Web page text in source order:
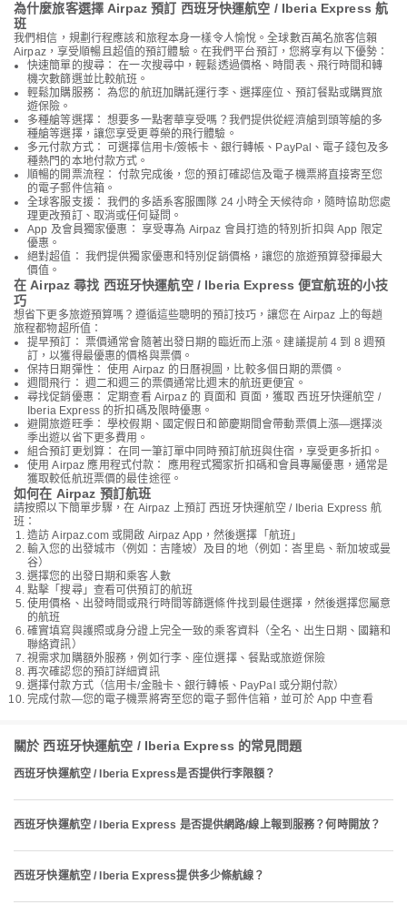
為什麼旅客選擇 Airpaz 預訂 西班牙快運航空 / Iberia Express 航
班
我們相信，規劃行程應該和旅程本身一樣令人愉悅。全球數百萬名旅客信賴
Airpaz，享受順暢且超值的預訂體驗。在我們平台預訂，您將享有以下優勢：
快速簡單的搜尋： 在一次搜尋中，輕鬆透過價格、時間表、飛行時間和轉
機次數篩選並比較航班。
輕鬆加購服務： 為您的航班加購託運行李、選擇座位、預訂餐點或購買旅
遊保險。
多種艙等選擇： 想要多一點奢華享受嗎？我們提供從經濟艙到頭等艙的多
種艙等選擇，讓您享受更尊榮的飛行體驗。
多元付款方式： 可選擇信用卡/簽帳卡、銀行轉帳、PayPal、電子錢包及多
種熱門的本地付款方式。
順暢的開票流程： 付款完成後，您的預訂確認信及電子機票將直接寄至您
的電子郵件信箱。
全球客服支援： 我們的多語系客服團隊 24 小時全天候待命，隨時協助您處
理更改預訂、取消或任何疑問。
App 及會員獨家優惠： 享受專為 Airpaz 會員打造的特別折扣與 App 限定
優惠。
絕對超值： 我們提供獨家優惠和特別促銷價格，讓您的旅遊預算發揮最大
價值。
在 Airpaz 尋找 西班牙快運航空 / Iberia Express 便宜航班的小技
巧
想省下更多旅遊預算嗎？遵循這些聰明的預訂技巧，讓您在 Airpaz 上的每趟
旅程都物超所值：
提早預訂： 票價通常會隨著出發日期的臨近而上漲。建議提前 4 到 8 週預
訂，以獲得最優惠的價格與票價。
保持日期彈性： 使用 Airpaz 的日曆視圖，比較多個日期的票價。
週間飛行： 週二和週三的票價通常比週末的航班更便宜。
尋找促銷優惠： 定期查看 Airpaz 的 頁面和 頁面，獲取 西班牙快運航空 /
Iberia Express 的折扣碼及限時優惠。
避開旅遊旺季： 學校假期、國定假日和節慶期間會帶動票價上漲—選擇淡
季出遊以省下更多費用。
組合預訂更划算： 在同一筆訂單中同時預訂航班與住宿，享受更多折扣。
使用 Airpaz 應用程式付款： 應用程式獨家折扣碼和會員專屬優惠，通常是
獲取較低航班票價的最佳途徑。
如何在 Airpaz 預訂航班
請按照以下簡單步驟，在 Airpaz 上預訂 西班牙快運航空 / Iberia Express 航
班：
造訪 Airpaz.com 或開啟 Airpaz App，然後選擇「航班」
輸入您的出發城市（例如：吉隆坡）及目的地（例如：峇里島、新加坡或曼
谷）
選擇您的出發日期和乘客人數
點擊「搜尋」查看可供預訂的航班
使用價格、出發時間或飛行時間等篩選條件找到最佳選擇，然後選擇您屬意
的航班
確實填寫與護照或身分證上完全一致的乘客資料（全名、出生日期、國籍和
聯絡資訊）
視需求加購額外服務，例如行李、座位選擇、餐點或旅遊保險
再次確認您的預訂詳細資訊
選擇付款方式（信用卡/金融卡、銀行轉帳、PayPal 或分期付款）
完成付款—您的電子機票將寄至您的電子郵件信箱，並可於 App 中查看
關於 西班牙快運航空 / Iberia Express 的常見問題
西班牙快運航空 / Iberia Express是否提供行李限額？
西班牙快運航空 / Iberia Express 是否提供網路/線上報到服務？何時開放？
西班牙快運航空 / Iberia Express提供多少條航線？